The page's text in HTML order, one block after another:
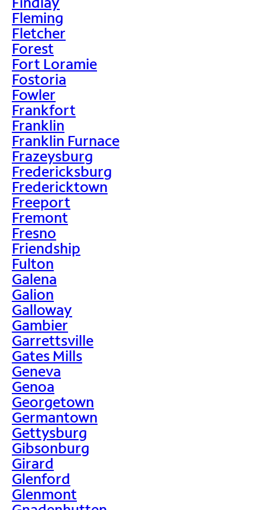
Fleming
Fletcher
Forest
Fort Loramie
Fostoria
Fowler
Frankfort
Franklin
Franklin Furnace
Frazeysburg
Fredericksburg
Fredericktown
Freeport
Fremont
Fresno
Friendship
Fulton
Galena
Galion
Galloway
Gambier
Garrettsville
Gates Mills
Geneva
Genoa
Georgetown
Germantown
Gettysburg
Gibsonburg
Girard
Glenford
Glenmont